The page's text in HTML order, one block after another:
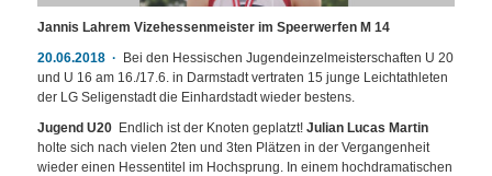
Jannis Lahrem Vizehessenmeister im Speerwerfen M 14
20.06.2018
Bei den Hessischen Jugendeinzelmeisterschaften U 20
und U 16 am 16./17.6. in Darmstadt vertraten 15 junge Leichtathleten
der LG Seligenstadt die Einhardstadt wieder bestens.
Jugend U20 Endlich ist der Knoten geplatzt! Julian Lucas Martin
holte sich nach vielen 2ten und 3ten Plätzen in der Vergangenheit
wieder einen Hessentitel im Hochsprung. In einem hochdramatischen